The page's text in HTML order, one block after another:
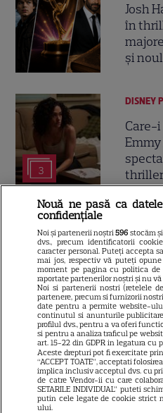
Josh
în
și
3
DISNEY
Care-
18
VEDETE
nunta
Nouă ne pasă ca
confidențiale
Noi și partenerii noștri596 stocăm
dvs., precum identificatorii
caracter personal. Puteți accepta
mai jos, respectiv vă puteți
moment pe pagina cu politica
raportate partenerilor noștri și nu
Noi si partenerii nostri (retelele
partenere, precum si furnizorii
date pentru a permite website-
continutul si anunturile
profilul dvs., pentru a va oferi
si pentru a analiza traficul pe
art. 15-22 din GDPR in legatura cu
Aceste drepturi pot fi exercitate
“ACCEPT TOATE”, acceptati
implica inclusiv acceptul dvs. cu
de catre Vendor-ii cu care
SETARILE INDIVIDUAL” puteti
putin cele legate de cookie strict
ului.